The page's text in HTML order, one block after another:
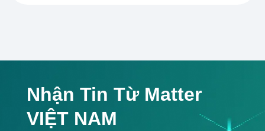
Nhận Tin Từ Matter
VIỆT NAM